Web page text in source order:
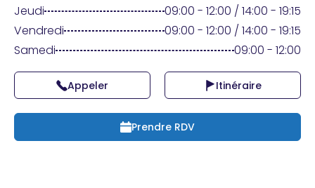
Jeudi
09:00 - 12:00 / 14:00 - 19:15
Vendredi
09:00 - 12:00 / 14:00 - 19:15
Samedi
09:00 - 12:00
Appeler Itinéraire
Prendre RDV